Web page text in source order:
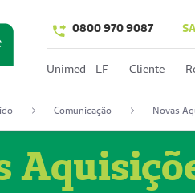
0800 970 9087
Unimed - LF Cliente
Comunicação Novas